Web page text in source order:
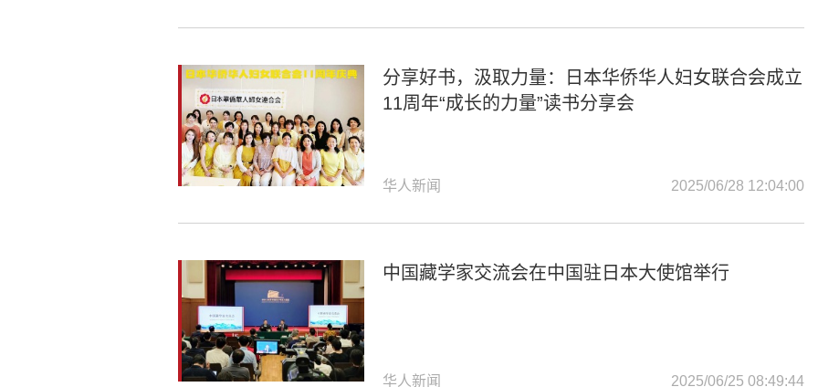
分享好书，汲取力量：日本华侨华人妇女联合会成立
11周年“成长的力量”读书分享会
华人新闻 2025/06/28 12:04:00
中国藏学家交流会在中国驻日本大使馆举行
华人新闻 2025/06/25 08:49:44